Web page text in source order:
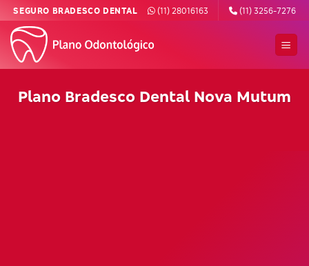
Skip
content
SEGURO BRADESCO DENTAL (11) 28016163 (11) 3256-7276
Plano Bradesco Dental Nova Mutum